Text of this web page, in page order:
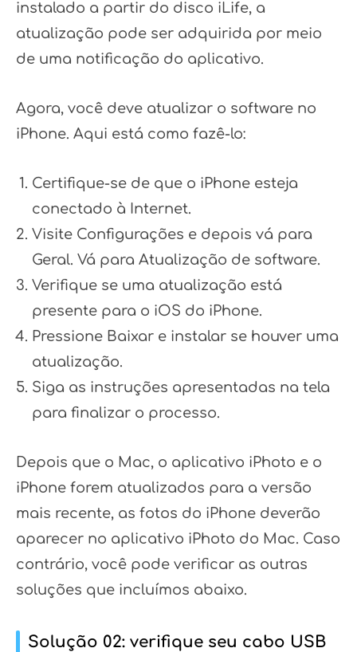
instalado a partir do disco iLife, a
atualização pode ser adquirida por meio
de uma notificação do aplicativo.
Agora, você deve atualizar o software no
iPhone. Aqui está como fazê-lo:
Certifique-se de que o iPhone esteja
conectado à Internet.
Visite Configurações e depois vá para
Geral. Vá para Atualização de software.
Verifique se uma atualização está
presente para o iOS do iPhone.
Pressione Baixar e instalar se houver uma
atualização.
Siga as instruções apresentadas na tela
para finalizar o processo.
Depois que o Mac, o aplicativo iPhoto e o
iPhone forem atualizados para a versão
mais recente, as fotos do iPhone deverão
aparecer no aplicativo iPhoto do Mac. Caso
contrário, você pode verificar as outras
soluções que incluímos abaixo.
Solução 02: verifique seu cabo USB